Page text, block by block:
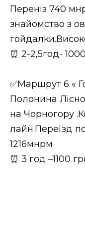
Переніз 740
знайомство з
⏰ 2-2,5год-
✅Маршрут 6 «
Полонина
на Чорногору
лайн.Переїзд
1216мнрм
⏰ 3 год –1100